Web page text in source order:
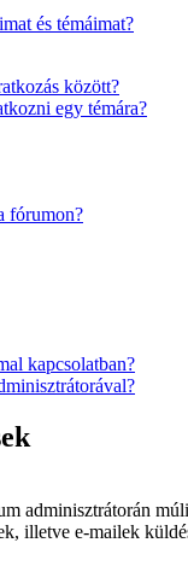
és témáimat?
között?
egy témára?
fórumon?
kapcsolatban?
adminisztrátorán
illetve e-mailek